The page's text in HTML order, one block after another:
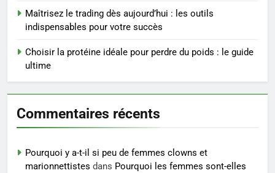
Les secrets révélés pour une
Ordinary
SANTÉ
6
Prévenir les chutes chez les
seniors: aménagement et
exercices
BIEN ÊTRE
Maîtrisez le trading dès aujourd’hui : les outils
indispensables pour votre succès
Choisir la protéine idéale pour perdre du poids : le guide
ultime
Commentaires récents
Pourquoi y a-t-il si peu de femmes clowns et
marionnettistes dans Pourquoi les femmes sont-elles